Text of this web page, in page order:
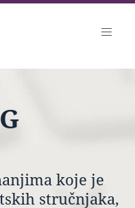
koje je
stručnjaka,